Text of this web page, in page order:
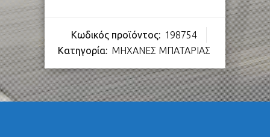
Κωδικός προϊόντος: 198754
Κατηγορία: ΜΗΧΑΝΕΣ ΜΠΑΤΑΡΙΑΣ